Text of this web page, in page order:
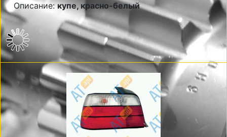
Описание:купе, красно-белый